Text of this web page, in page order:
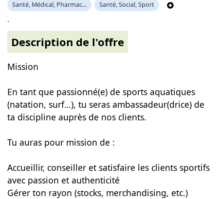
Santé, Médical, Pharmac... Santé, Social, Sport
.
Description de l'offre
Mission
En tant que passionné(e) de sports aquatiques
(natation, surf…), tu seras ambassadeur(drice) de
ta discipline auprès de nos clients.
Tu auras pour mission de :
Accueillir, conseiller et satisfaire les clients sportifs
avec passion et authenticité
Gérer ton rayon (stocks, merchandising, etc.)